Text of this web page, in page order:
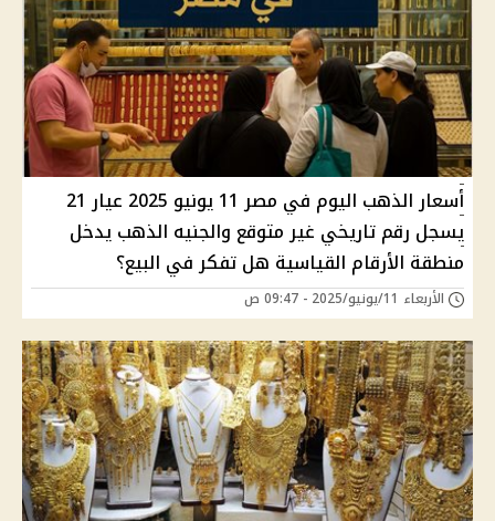
أسعار الذهب اليوم في مصر 11 يونيو 2025 عيار 21
يسجل رقم تاريخي غير متوقع والجنيه الذهب يدخل
منطقة الأرقام القياسية هل تفكر في البيع؟
الأربعاء 11/يونيو/2025 - 09:47 ص